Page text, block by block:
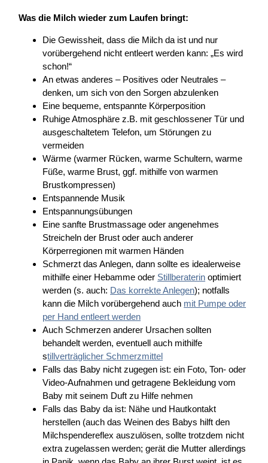
Was die Milch wieder zum Laufen bringt:
Die Gewissheit, dass die Milch da ist und nur
vorübergehend nicht entleert werden kann: „Es wird
schon!“
An etwas anderes – Positives oder Neutrales –
denken, um sich von den Sorgen abzulenken
Eine bequeme, entspannte Körperposition
Ruhige Atmosphäre z.B. mit geschlossener Tür und
ausgeschaltetem Telefon, um Störungen zu
vermeiden
Wärme (warmer Rücken, warme Schultern, warme
Füße, warme Brust, ggf. mithilfe von warmen
Brustkompressen)
Entspannende Musik
Entspannungsübungen
Eine sanfte Brustmassage oder angenehmes
Streicheln der Brust oder auch anderer
Körperregionen mit warmen Händen
Schmerzt das Anlegen, dann sollte es idealerweise
mithilfe einer Hebamme oder Stillberaterin optimiert
werden (s. auch: Das korrekte Anlegen); notfalls
kann die Milch vorübergehend auch mit Pumpe oder
per Hand entleert werden
Auch Schmerzen anderer Ursachen sollten
behandelt werden, eventuell auch mithilfe
stillverträglicher Schmerzmittel
Falls das Baby nicht zugegen ist: ein Foto, Ton- oder
Video-Aufnahmen und getragene Bekleidung vom
Baby mit seinem Duft zu Hilfe nehmen
Falls das Baby da ist: Nähe und Hautkontakt
herstellen (auch das Weinen des Babys hilft den
Milchspendereflex auszulösen, sollte trotzdem nicht
extra zugelassen werden; gerät die Mutter allerdings